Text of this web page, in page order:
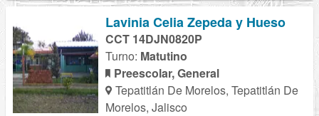
Lavinia Celia Zepeda y Hueso
CCT 14DJN0820P
Turno: Matutino
Preescolar, General
Tepatitlán De Morelos, Tepatitlán De
Morelos, Jalisco